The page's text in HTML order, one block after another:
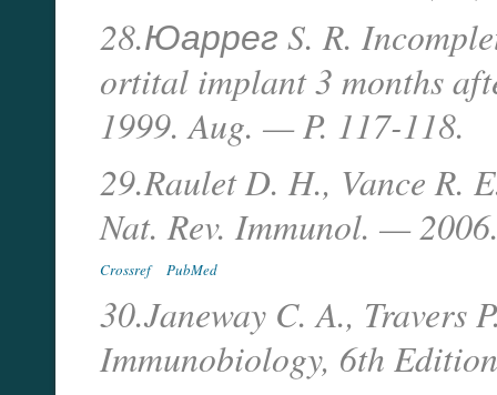
28.Юаррег S. R.
ortital implant 3 months
1999. Aug. — P. 117-118.
29.Raulet D. H., Vance R.
Nat. Rev. Immunol. —
Crossref PubMed
30.Janeway C. A., Travers
Immunobiology, 6th